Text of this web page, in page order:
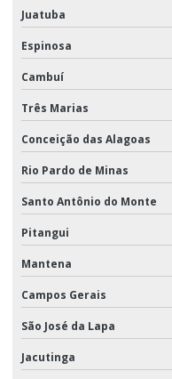
Juatuba
Espinosa
Cambuí
Três Marias
Conceição das Alagoas
Rio Pardo de Minas
Santo Antônio do Monte
Pitangui
Mantena
Campos Gerais
São José da Lapa
Jacutinga